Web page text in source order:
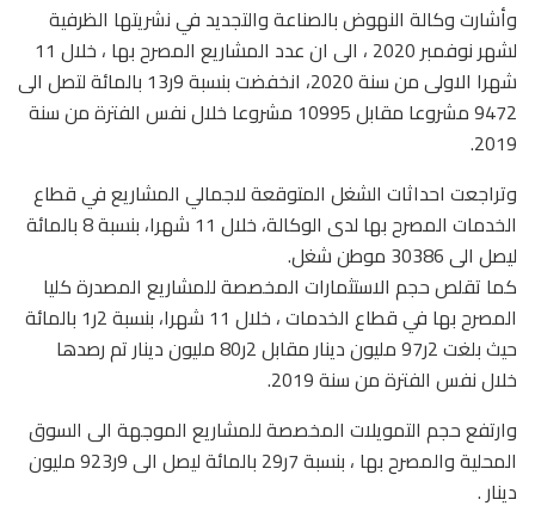
وأشارت وكالة النهوض بالصناعة والتجديد في نشريتها الظرفية
لشهر نوفمبر 2020 ، الى ان عدد المشاريع المصرح بها ، خلال 11
شهرا الاولى من سنة 2020، انخفضت بنسبة 9ر13 بالمائة لتصل الى
9472 مشروعا مقابل 10995 مشروعا خلال نفس الفترة من سنة
2019.
وتراجعت احداثات الشغل المتوقعة لاجمالي المشاريع في قطاع
الخدمات المصرح بها لدى الوكالة، خلال 11 شهرا، بنسبة 8 بالمائة
ليصل الى 30386 موطن شغل.
كما تقلص حجم الاستثمارات المخصصة للمشاريع المصدرة كليا
المصرح بها في قطاع الخدمات ، خلال 11 شهرا، بنسبة 2ر1 بالمائة
حيث بلغت 2ر97 مليون دينار مقابل 2ر80 مليون دينار تم رصدها
خلال نفس الفترة من سنة 2019.
وارتفع حجم التمويلات المخصصة للمشاريع الموجهة الى السوق
المحلية والمصرح بها ، بنسبة 7ر29 بالمائة ليصل الى 9ر923 مليون
دينار .